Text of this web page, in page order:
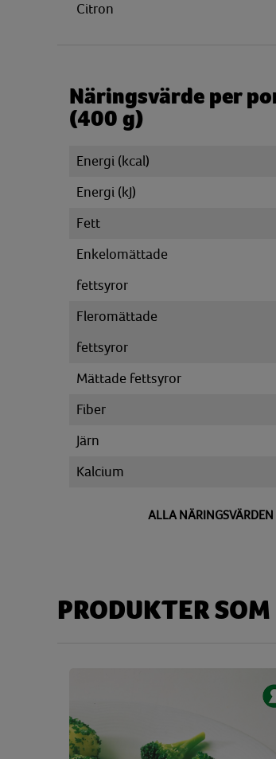
Citron
Näringsvärde per
(400 g)
Energi (kcal)
Energi (kJ)
Fett
Enkelomättade
fettsyror
Fleromättade
fettsyror
Mättade fettsyror
Fiber
Järn
Kalcium
Natrium
Niacin
ALLA NÄRINGSVÄRDEN
PRODUKTER